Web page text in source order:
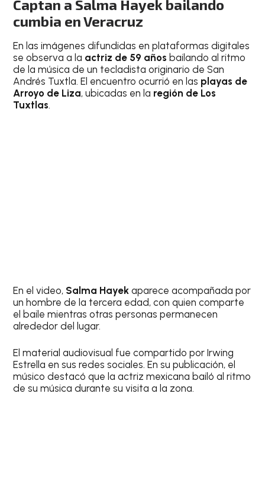
Captan a Salma Hayek bailando
cumbia en Veracruz
En las imágenes difundidas en plataformas digitales
se observa a la actriz de 59 años bailando al ritmo
de la música de un tecladista originario de San
Andrés Tuxtla. El encuentro ocurrió en las playas de
Arroyo de Liza, ubicadas en la región de Los
Tuxtlas.
En el video, Salma Hayek aparece acompañada por
un hombre de la tercera edad, con quien comparte
el baile mientras otras personas permanecen
alrededor del lugar.
El material audiovisual fue compartido por Irwing
Estrella en sus redes sociales. En su publicación, el
músico destacó que la actriz mexicana bailó al ritmo
de su música durante su visita a la zona.